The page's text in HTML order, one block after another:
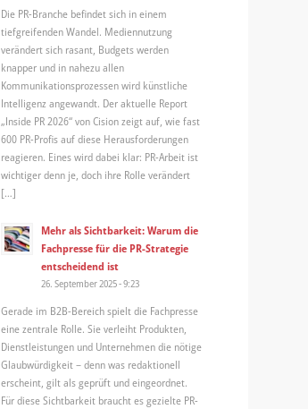
Die PR-Branche befindet sich in einem
tiefgreifenden Wandel. Mediennutzung
verändert sich rasant, Budgets werden
knapper und in nahezu allen
Kommunikationsprozessen wird künstliche
Intelligenz angewandt. Der aktuelle Report
„Inside PR 2026“ von Cision zeigt auf, wie fast
600 PR-Profis auf diese Herausforderungen
reagieren. Eines wird dabei klar: PR-Arbeit ist
wichtiger denn je, doch ihre Rolle verändert
[…]
Mehr als Sichtbarkeit: Warum die
Fachpresse für die PR-Strategie
entscheidend ist
26. September 2025 - 9:23
Gerade im B2B-Bereich spielt die Fachpresse
eine zentrale Rolle. Sie verleiht Produkten,
Dienstleistungen und Unternehmen die nötige
Glaubwürdigkeit – denn was redaktionell
erscheint, gilt als geprüft und eingeordnet.
Für diese Sichtbarkeit braucht es gezielte PR-